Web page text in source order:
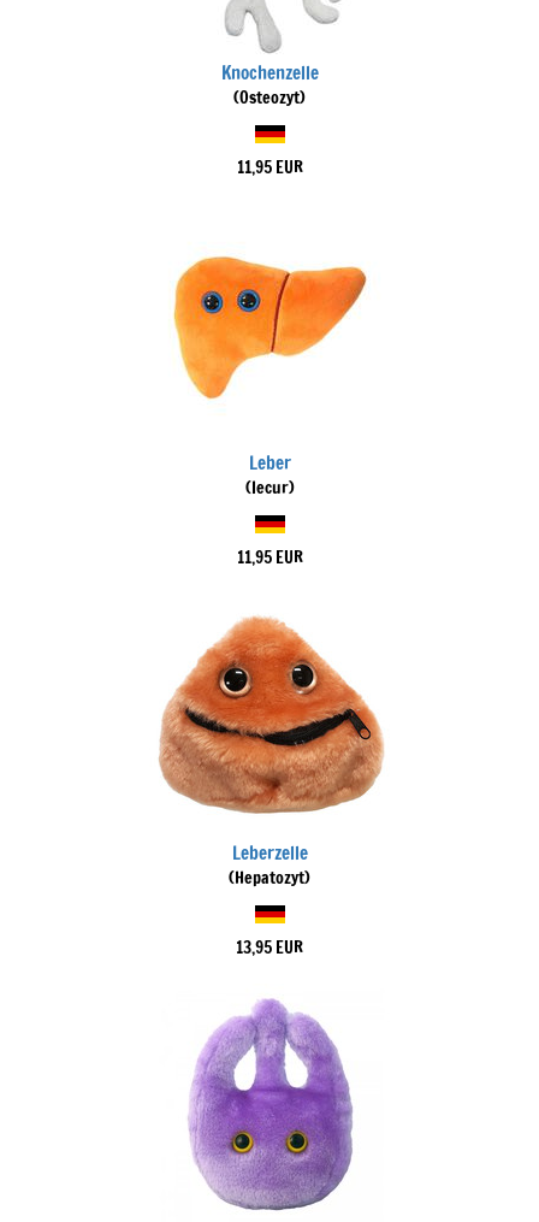
Knochenzelle
(Osteozyt)
11,95 EUR
Leber
(Iecur)
11,95 EUR
Leberzelle
(Hepatozyt)
13,95 EUR